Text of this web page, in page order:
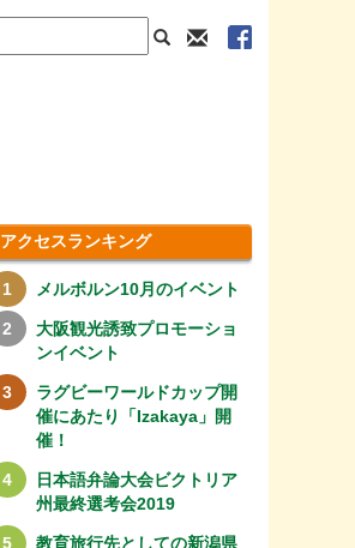
アクセスランキング
メルボルン10月のイベント
大阪観光誘致プロモーショ
ンイベント
ラグビーワールドカップ開
催にあたり「Izakaya」開
催！
日本語弁論大会ビクトリア
州最終選考会2019
教育旅行先としての新潟県